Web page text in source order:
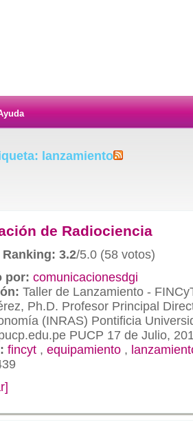
lanzamiento
de Radiociencia
Ranking: 3.2/5.0 (58 votos)
por: comunicacionesdgi
Taller de Lanzamiento -
Ph.D. Profesor Principal
(INRAS) Pontificia
PUCP 17 de Julio,
fincyt , equipamiento ,